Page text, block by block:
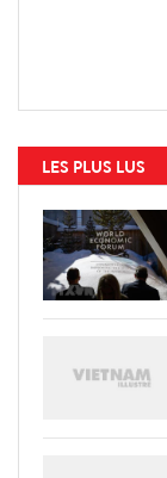
LES PLUS LUS